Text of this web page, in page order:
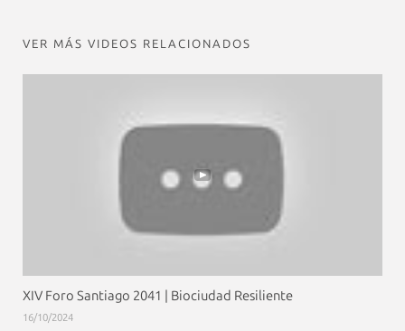
VER MÁS VIDEOS RELACIONADOS
XIV Foro Santiago 2041 | Biociudad Resiliente
16/10/2024